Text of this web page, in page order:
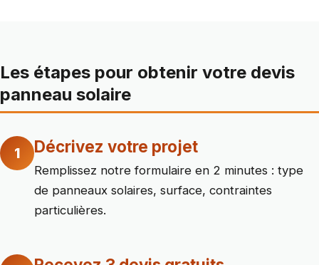
Les étapes pour obtenir votre devis
panneau solaire
1 Décrivez votre projet
Remplissez notre formulaire en 2 minutes : type
de panneaux solaires, surface, contraintes
particulières.